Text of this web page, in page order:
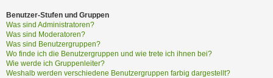
Benutzer-Stufen und Gruppen
Was sind Administratoren?
Was sind Moderatoren?
Was sind Benutzergruppen?
Wo finde ich die Benutzergruppen und wie trete ich ihnen bei?
Wie werde ich Gruppenleiter?
Weshalb werden verschiedene Benutzergruppen farbig dargestellt?